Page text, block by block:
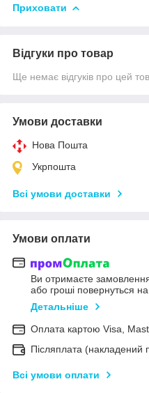
Приховати
Відгуки про товар
Ще немає відгуків про цей
Умови доставки
Нова Пошта
Укрпошта
Всі умови доставки
Умови оплати
Ви отримаєте
або гроші повернуться
Детальніше
Оплата картою Visa,
Післяплата (накладений
Всі умови оплати